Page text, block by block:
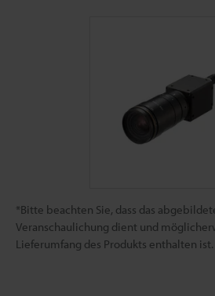
*Bitte beachten Sie, dass das
Veranschaulichung dient und
Lieferumfang des Produkts enthalten ist.